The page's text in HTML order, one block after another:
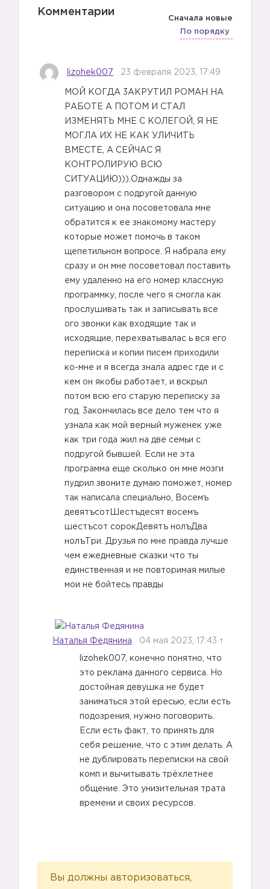
Комментарии
Сначала новые
По порядку
lizohek007 23 февраля 2023, 17:49
МОЙ КОГДА 3АКРУТИЛ РОМАН НА
РАБОТЕ А ПОТОМ И СТАЛ
ИЗМЕНЯТЬ МНЕ С КОЛЕГОЙ, Я НЕ
МОГЛА ИХ НЕ КАК УЛИЧИТЬ
ВМЕСТЕ, А СЕЙЧАС Я
КОНТРОЛИРУЮ ВСЮ
СИТУАЦИЮ))).Однажды за
разговором с подругой данную
ситуацию и она посоветовала мне
обратится к ее знакомому мастеру
которые может помочь в таком
щепетильном вопросе. Я набрала ему
сразу и он мне посоветовал поставить
ему удаленно на его номер классную
программку, после чего я смогла как
прослушивать так и записывать все
ого звонки как входящие так и
исходящие, перехватывалас ь вся его
переписка и копии писем приходили
ко-мне и я всегда знала адрес где и с
кем он якобы работает, и вскрыл
потом всю его старую переписку за
год. 3акончилась все дело тем что я
узнала как мой верный муженек уже
как три года жил на две семьи с
подругой бывшей. Если не эта
программа еще сколько он мне мозги
пудрил звоните думаю поможет, номер
так написала специально, Восемъ
девятъсотШестъдесят восемъ
шестъсот сорокДевятъ нолъДва
нолъТри. Друзья по мне правда лучше
чем ежедневные сказки что ты
единственная и не повторимая милые
мои не бойтесь правды
Наталья Федянина 04 мая 2023, 17:43 ↑
lizohek007, конечно понятно, что
это реклама данного сервиса. Но
достойная девушка не будет
заниматься этой ересью, если есть
подозрения, нужно поговорить.
Если есть факт, то принять для
себя решение, что с этим делать. А
не дублировать переписки на свой
комп и вычитывать трёхлетнее
общение. Это унизительная трата
времени и своих ресурсов.
Вы должны авторизоваться,